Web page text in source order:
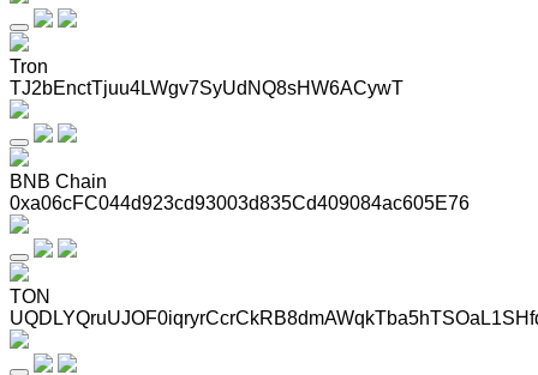
Tron
TJ2bEnctTjuu4LWgv7SyUdNQ8sHW6ACywT
BNB Chain
0xa06cFC044d923cd93003d835Cd409084ac605E76
TON